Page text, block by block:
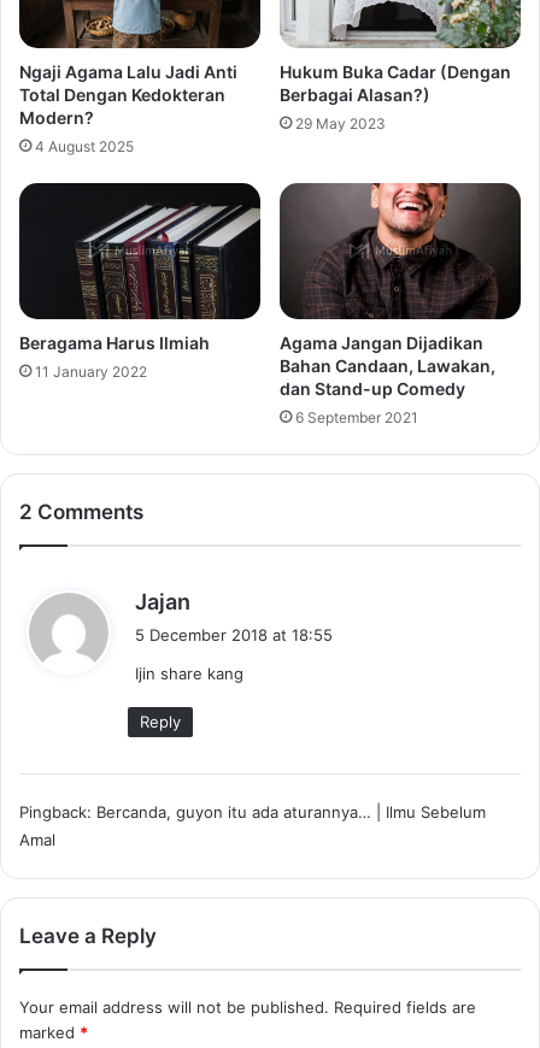
Ngaji Agama Lalu Jadi Anti
Total Dengan Kedokteran
Modern?
4 August 2025
Hukum Buka Cadar (Dengan
Berbagai Alasan?)
29 May 2023
Beragama Harus Ilmiah
11 January 2022
Agama Jangan Dijadikan
Bahan Candaan, Lawakan,
dan Stand-up Comedy
6 September 2021
2 Comments
Jajan
s
:
5 December 2018 at 18:55
Ijin share kang
Reply
Pingback: Bercanda, guyon itu ada aturannya… | Ilmu Sebelum
Amal
Leave a Reply
Your email address will not be published. Required fields are
marked *